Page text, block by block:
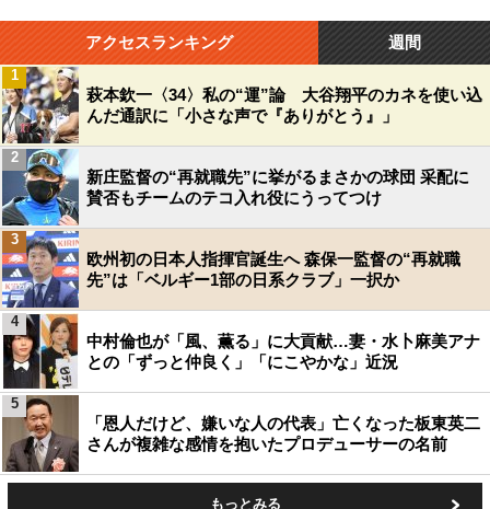
アクセスランキング 週間
萩本欽一〈34〉私の“運”論 大谷翔平のカネを使い込
んだ通訳に「小さな声で『ありがとう』」
1
新庄監督の“再就職先”に挙がるまさかの球団 采配に
賛否もチームのテコ入れ役にうってつけ
2
欧州初の日本人指揮官誕生へ 森保一監督の“再就職
先”は「ベルギー1部の日系クラブ」一択か
3
中村倫也が「風、薫る」に大貢献…妻・水卜麻美アナ
との「ずっと仲良く」「にこやかな」近況
4
「恩人だけど、嫌いな人の代表」亡くなった板東英二
さんが複雑な感情を抱いたプロデューサーの名前
5
もっとみる